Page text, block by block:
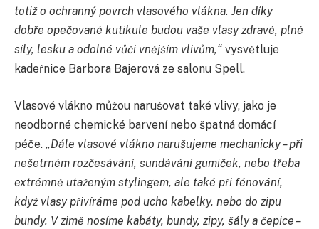
totiž o ochranný povrch vlasového vlákna. Jen díky
dobře opečované kutikule budou vaše vlasy zdravé, plné
síly, lesku a odolné vůči vnějším vlivům,“ vysvětluje
kadeřnice Barbora Bajerová ze salonu Spell.
Vlasové vlákno můžou narušovat také vlivy, jako je
neodborné chemické barvení nebo špatná domácí
péče. „Dále vlasové vlákno narušujeme mechanicky – při
nešetrném rozčesávání, sundávání gumiček, nebo třeba
extrémně utaženým stylingem, ale také při fénování,
když vlasy přivíráme pod ucho kabelky, nebo do zipu
bundy. V zimě nosíme kabáty, bundy, zipy, šály a čepice –